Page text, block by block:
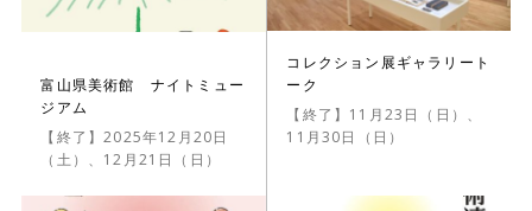
富山県美術館 ナイトミュー
ジアム
【終了】2025年12月20日
（土）、12月21日（日）
コレクション展ギャラリート
ーク
【終了】11月23日（日）、
11月30日（日）